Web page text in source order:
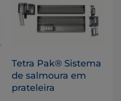
Tetra Pak® Sistema
de salmoura em
prateleira